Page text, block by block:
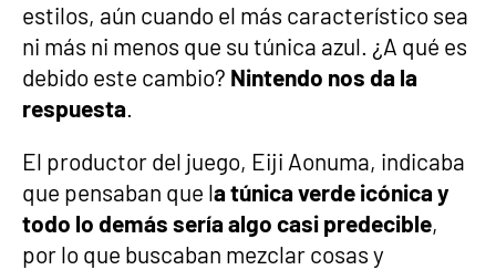
estilos, aún cuando el más característico sea
ni más ni menos que su túnica azul. ¿A qué es
debido este cambio? Nintendo nos da la
respuesta.
El productor del juego, Eiji Aonuma, indicaba
que pensaban que la túnica verde icónica y
todo lo demás sería algo casi predecible,
por lo que buscaban mezclar cosas y